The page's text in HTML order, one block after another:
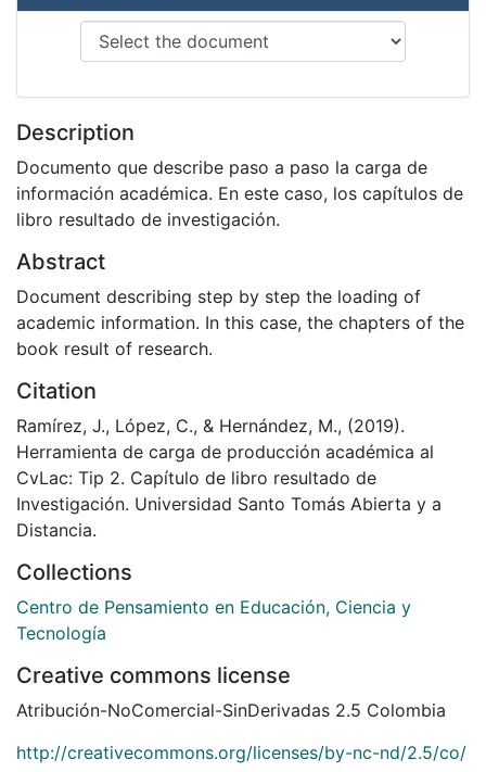
Description
Documento que describe paso a paso la carga de
información académica. En este caso, los capítulos de
libro resultado de investigación.
Abstract
Document describing step by step the loading of
academic information. In this case, the chapters of the
book result of research.
Citation
Ramírez, J., López, C., & Hernández, M., (2019).
Herramienta de carga de producción académica al
CvLac: Tip 2. Capítulo de libro resultado de
Investigación. Universidad Santo Tomás Abierta y a
Distancia.
Collections
Centro de Pensamiento en Educación, Ciencia y
Tecnología
Creative commons license
Atribución-NoComercial-SinDerivadas 2.5 Colombia
http://creativecommons.org/licenses/by-nc-nd/2.5/co/